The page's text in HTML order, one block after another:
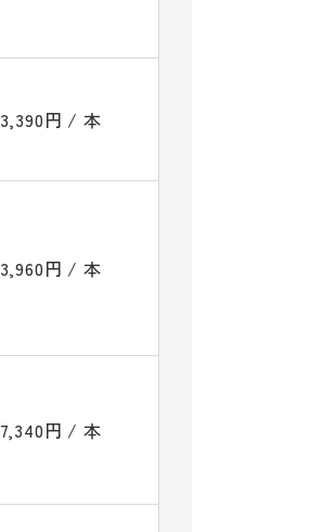
3,390円 / 本
3,960円 / 本
7,340円 / 本